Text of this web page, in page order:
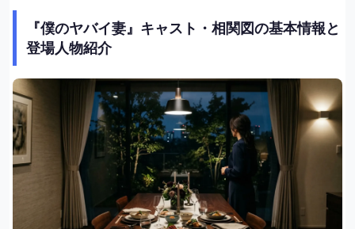
『僕のヤバイ妻』キャスト・相関図の基本情報と
登場人物紹介